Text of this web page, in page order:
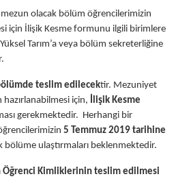
olacak bölüm öğrencilerimizin
için İlişik Kesme formunu ilgili birimlere
Tarım’a veya bölüm sekreterliğine
teslim edilecektir. Mezuniyet
için, İlişik Kesme
gerekmektedir. Herhangi bir
5 Temmuz 2019 tarihine
bölüme ulaştırmaları beklenmektedir.
Öğrenci Kimliklerinin teslim edilmesi